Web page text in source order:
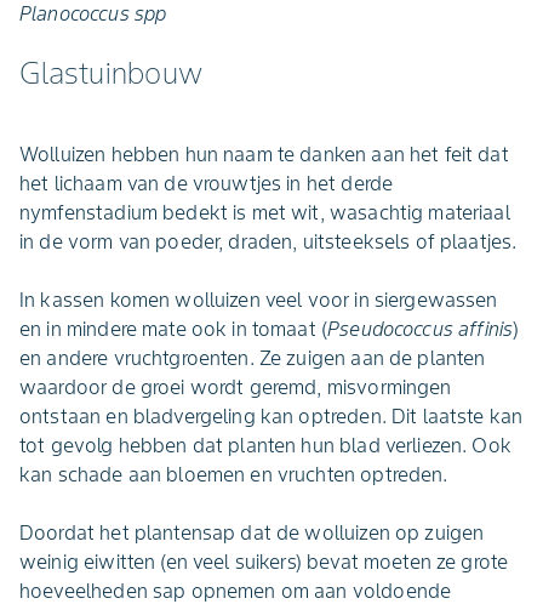
Planococcus spp
Glastuinbouw
Wolluizen hebben hun naam te danken aan het feit dat
het lichaam van de vrouwtjes in het derde
nymfenstadium bedekt is met wit, wasachtig materiaal
in de vorm van poeder, draden, uitsteeksels of plaatjes.
In kassen komen wolluizen veel voor in siergewassen
en in mindere mate ook in tomaat (Pseudococcus affinis)
en andere vruchtgroenten. Ze zuigen aan de planten
waardoor de groei wordt geremd, misvormingen
ontstaan en bladvergeling kan optreden. Dit laatste kan
tot gevolg hebben dat planten hun blad verliezen. Ook
kan schade aan bloemen en vruchten optreden.
Doordat het plantensap dat de wolluizen op zuigen
weinig eiwitten (en veel suikers) bevat moeten ze grote
hoeveelheden sap opnemen om aan voldoende